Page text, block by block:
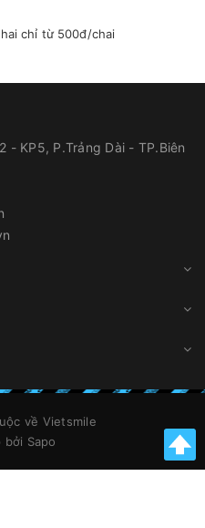
chỉ từ 500đ/chai
- KP5, P.Trảng Dài - TP.Biên
về Vietsmile
bởi Sapo